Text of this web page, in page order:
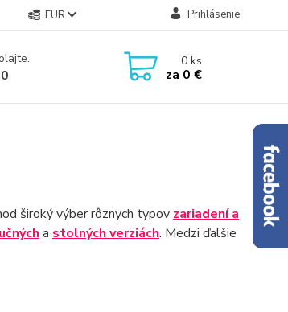
EUR Prihlásenie
0ks
za 0 €
široký výber rôznych typov zariadení a
a stolných verziách. Medzi ďalšie